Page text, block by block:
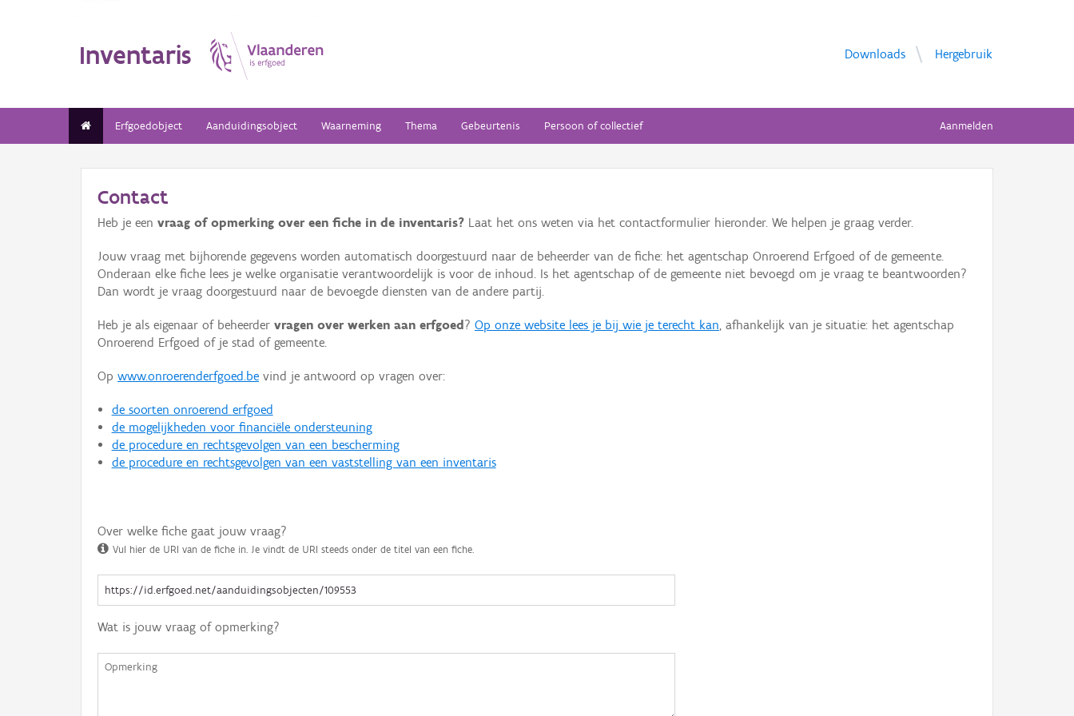
Inventaris Downloads Hergebruik
Erfgoedobject Aanduidingsobject Waarneming Thema Gebeurtenis Persoon of collectief Aanmelden
Contact
Heb je een vraag of opmerking over een fiche in de inventaris? Laat het ons weten via het contactformulier hieronder. We helpen je graag verder.
Jouw vraag met bijhorende gegevens worden automatisch doorgestuurd naar de beheerder van de fiche: het agentschap Onroerend Erfgoed of de gemeente.
Onderaan elke fiche lees je welke organisatie verantwoordelijk is voor de inhoud. Is het agentschap of de gemeente niet bevoegd om je vraag te beantwoorden?
Dan wordt je vraag doorgestuurd naar de bevoegde diensten van de andere partij.
Heb je als eigenaar of beheerder vragen over werken aan erfgoed ? Op onze website lees je bij wie je terecht kan, afhankelijk van je situatie: het agentschap
Onroerend Erfgoed of je stad of gemeente.
Op www.onroerenderfgoed.be vind je antwoord op vragen over:
de soorten onroerend erfgoed
de mogelijkheden voor financiële ondersteuning
de procedure en rechtsgevolgen van een bescherming
de procedure en rechtsgevolgen van een vaststelling van een inventaris
Over welke fiche gaat jouw vraag?
Vul hier de URI van de fiche in. Je vindt de URI steeds onder de titel van een fiche.
Wat is jouw vraag of opmerking?